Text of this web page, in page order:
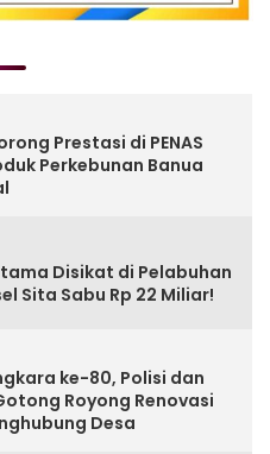
Prestasi di PENAS
Perkebunan Banua
Disikat di Pelabuhan
Sita Sabu Rp 22 Miliar!
ke-80, Polisi dan
Royong Renovasi
Desa